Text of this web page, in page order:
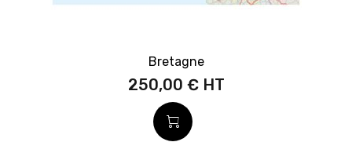
Bretagne
250,00 €